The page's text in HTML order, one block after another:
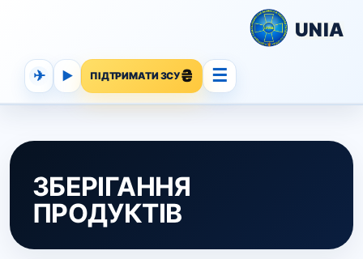
UNIA
✈ ▶ ПІДТРИМАТИ ЗСУ ☰
ЗБЕРІГАННЯ
ПРОДУКТІВ